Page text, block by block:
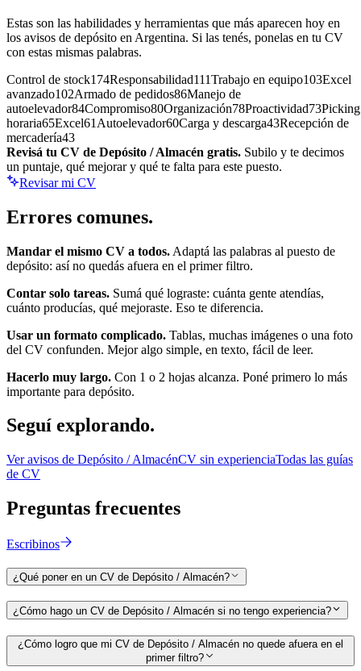
Estas son las habilidades y herramientas que más aparecen hoy en
los avisos de depósito en Argentina. Si las tenés, ponelas en tu CV
con estas mismas palabras.
Control de stock174Responsabilidad111Trabajo en equipo103Excel
avanzado102Armado de pedidos86Manejo de
autoelevador84Compromiso80Organización78Proactividad73Picking
horaria65Excel61 Autoelevador60Carga y descarga43Recepción de
mercadería43
Revisá tu CV de Depósito / Almacén gratis. Subilo y te decimos
un puntaje, qué mejorar y qué te falta para este puesto.
Revisar mi CV
Errores comunes.
Mandar el mismo CV a todos. Adaptá las palabras al puesto de
depósito: así no quedás afuera en el primer filtro.
Contar solo tareas. Sumá qué lograste: cuánta gente atendías,
cuánto producías, qué mejoraste. Eso te diferencia.
Usar un formato complicado. Tablas, muchas imágenes o una foto
del CV confunden. Mejor algo simple, en texto, fácil de leer.
Hacerlo muy largo. Con 1 o 2 hojas alcanza. Poné primero lo más
importante para depósito.
Seguí explorando.
Ver avisos de Depósito / AlmacénCV sin experienciaTodas las guías
de CV
Preguntas frecuentes
Escribinos
¿Qué poner en un CV de Depósito / Almacén?
¿Cómo hago un CV de Depósito / Almacén si no tengo experiencia?
¿Cómo logro que mi CV de Depósito / Almacén no quede afuera en el
primer filtro?